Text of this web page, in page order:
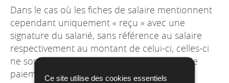
Ce site utilise des cookies essentiels
Dans le cas où les fiches de salaire mentionnent
cependant uniquement « reçu » avec une
signature du salarié, sans référence au salaire
respectivement au montant de celui-ci, celles-ci
ne sont pas à considérer comme preuves de
paiement valables.